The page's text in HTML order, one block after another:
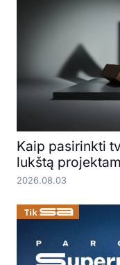
Kaip pasirinkti
lukštą
2026.08.03